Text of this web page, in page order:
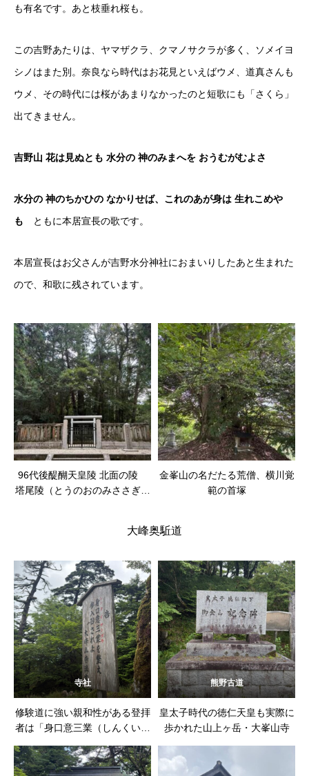
も有名です。あと枝垂れ桜も。
この吉野あたりは、ヤマザクラ、クマノサクラが多く、ソメイヨ
シノはまた別。奈良なら時代はお花見といえばウメ、道真さんも
ウメ、その時代には桜があまりなかったのと短歌にも「さくら」
出てきません。
吉野山 花は見ぬとも 水分の 神のみまへを おうむがむよさ
水分の 神のちかひの なかりせば、これのあが身は 生れこめや
も ともに本居宣長の歌です。
本居宣長はお父さんが吉野水分神社におまいりしたあと生まれた
ので、和歌に残されています。
96代後醍醐天皇陵 北面の陵
塔尾陵（とうのおのみささぎ）
金峯山の名だたる荒僧、横川覚
範の首塚
大峰奥駈道
寺社
修験道に強い親和性がある登拝
者は「身口意三業（しんくいさ
熊野古道
皇太子時代の徳仁天皇も実際に
歩かれた山上ヶ岳・大峯山寺